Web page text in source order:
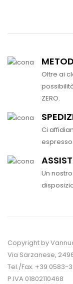
Oltre ai
ZERO.
Ci
espresso
Un
Copyright by
Via Sarzanese,
Tel./Fax. +39 0583-
P.IVA 01802110468